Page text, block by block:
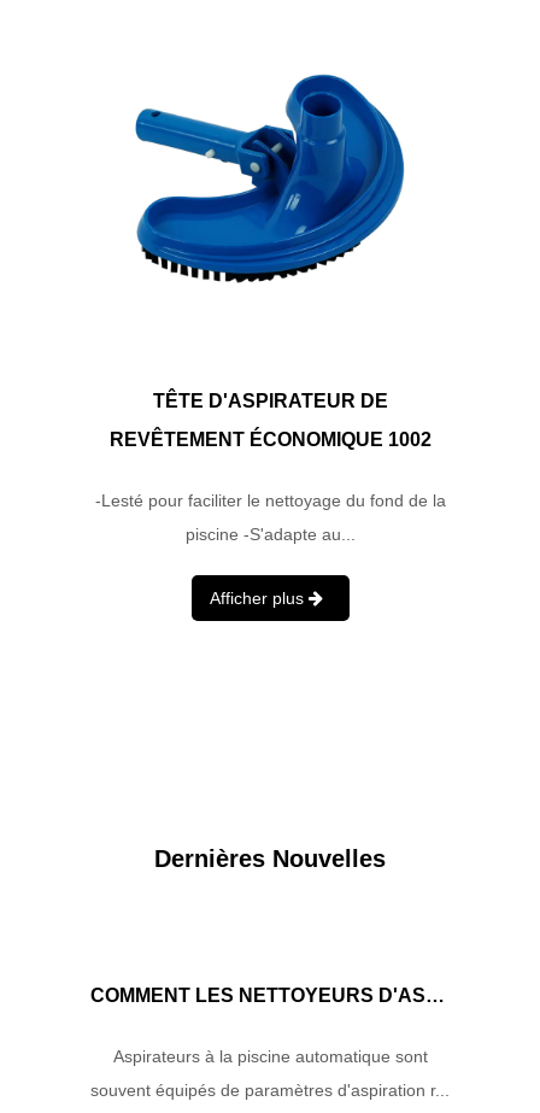
TÊTE D'ASPIRATEUR DE
REVÊTEMENT ÉCONOMIQUE 1002
-Lesté pour faciliter le nettoyage du fond de la
piscine -S'adapte au...
Afficher plus
Dernières Nouvelles
COMMENT LES NETTOYEURS D'ASPIRATEURS DE PISCINE AUTOMATIQUES GÈRENT-ILS LE DÉBIT D'EAU ET LA PUISSANCE D'ASPIRATION POUR ASSURER DES PERFORMANCES DE NETTOYAGE OPTIMALES?
Aspirateurs à la piscine automatique sont
souvent équipés de paramètres d'aspiration r...